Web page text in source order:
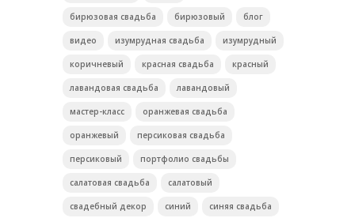
бирюзовая свадьба бирюзовый блог
видео изумрудная свадьба изумрудный
коричневый красная свадьба красный
лавандовая свадьба лавандовый
мастер-класс оранжевая свадьба
оранжевый персиковая свадьба
персиковый портфолио свадьбы
салатовая свадьба салатовый
свадебный декор синий синяя свадьба